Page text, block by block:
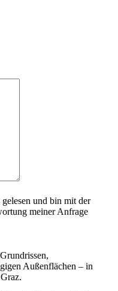
und bin mit der
meiner Anfrage
Außenflächen – in